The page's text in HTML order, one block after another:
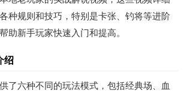
种规则和技巧，特别是卡张、钓将等进阶
助新手玩家快速入门和提高。
绍
了六种不同的玩法模式，包括经典场、血